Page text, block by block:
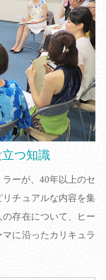
つ知識
ーが、40年以上のセ
チュアルな内容を集
存在について、ヒー
に沿ったカリキュラ